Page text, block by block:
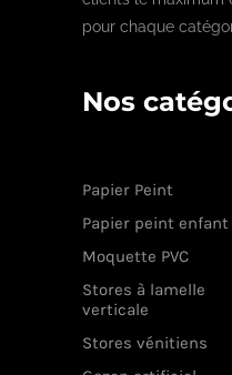
pour chaque
Nos
Papier Peint
Papier peint enfant
Moquette PVC
Stores à lamelle
verticale
Stores vénitiens